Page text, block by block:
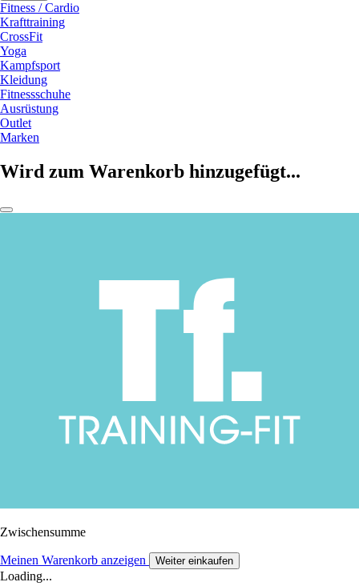
Fitness / Cardio
Krafttraining
CrossFit
Yoga
Kampfsport
Kleidung
Fitnessschuhe
Ausrüstung
Outlet
Marken
Wird zum Warenkorb hinzugefügt...
Zwischensumme
Meinen Warenkorb anzeigen Weiter einkaufen
Loading...